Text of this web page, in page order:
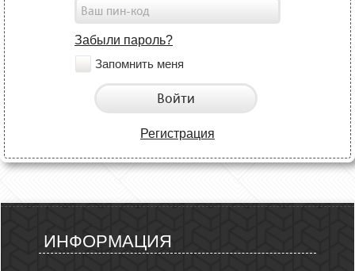
Забыли пароль?
Запомнить меня
Войти
Регистрация
ИНФОРМАЦИЯ